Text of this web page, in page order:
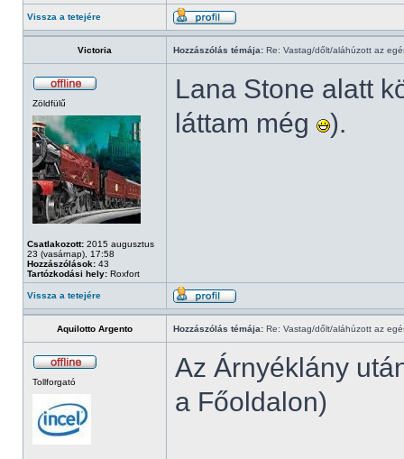
Vissza a tetejére
Victoria Hozzászólás témája: Re: Vastag/dőlt/aláhúzott az
Zöldfülű
Csatlakozott: 2015 augusztus
23 (vasárnap), 17:58
Hozzászólások: 43
Tartózkodási hely: Roxfort
Lana Stone alatt
láttam még
).
Vissza a tetejére
Aquilotto Argento Hozzászólás témája: Re: Vastag/dőlt/aláhúzott az
Tollforgató
Az Árnyéklány
a Főoldalon)